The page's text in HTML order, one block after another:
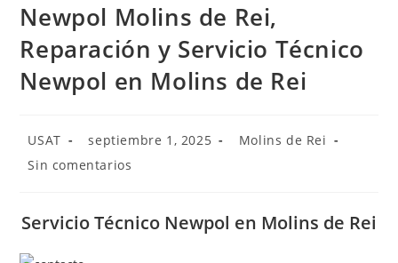
Newpol Molins de Rei,
Reparación y Servicio Técnico
Newpol en Molins de Rei
Autor
la
USAT
Publicación
la
septiembre 1, 2025
Categoría
Molins de Rei
Comentarios
entrada:
Sin comentarios
Servicio Técnico Newpol en Molins de Rei